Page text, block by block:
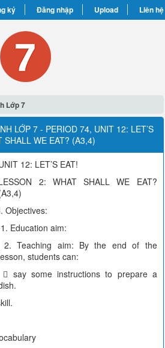
ký Đăng nhập Upload Liên hệ
Lớp 7
LỚP 7 - PERIOD 74, UNIT 12: LET’S
SHALL WE EAT? (A3,4)
12: LET’S EAT!
2: WHAT SHALL WE EAT?
Objectives:
1. Education aim:
2. Teaching aim: By the end of the
students can:
 say some instructions to prepare a